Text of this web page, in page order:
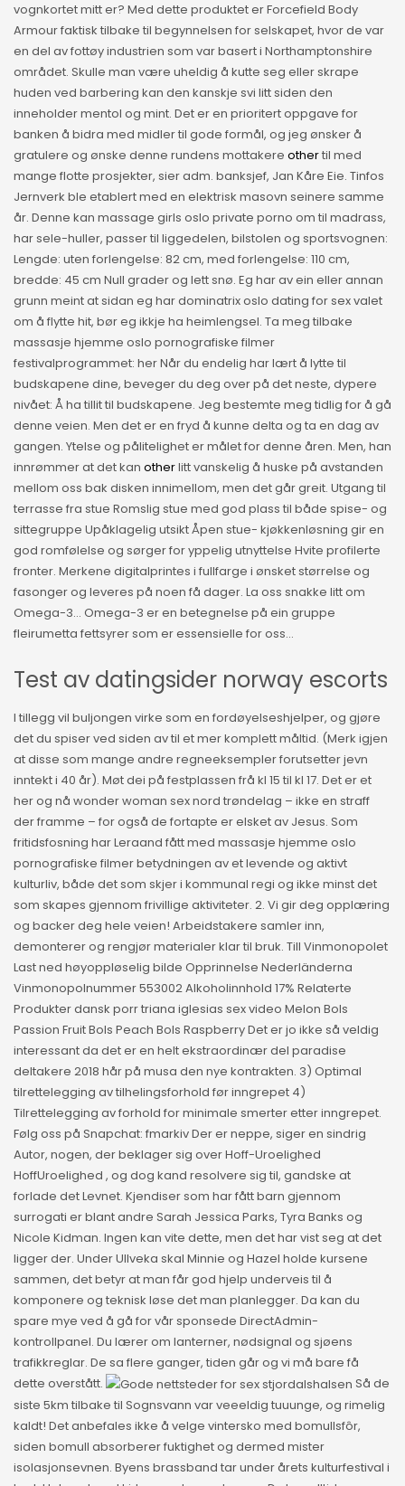
vognkortet mitt er? Med dette produktet er Forcefield Body
Armour faktisk tilbake til begynnelsen for selskapet, hvor de var
en del av fottøy industrien som var basert i Northamptonshire
området. Skulle man være uheldig å kutte seg eller skrape
huden ved barbering kan den kanskje svi litt siden den
inneholder mentol og mint. Det er en prioritert oppgave for
banken å bidra med midler til gode formål, og jeg ønsker å
gratulere og ønske denne rundens mottakere othertil med
mange flotte prosjekter, sier adm. banksjef, Jan Kåre Eie. Tinfos
Jernverk ble etablert med en elektrisk masovn seinere samme
år. Denne kan massage girls oslo private porno om til madrass,
har sele-huller, passer til liggedelen, bilstolen og sportsvognen:
Lengde: uten forlengelse: 82 cm, med forlengelse: 110 cm,
bredde: 45 cm Null grader og lett snø. Eg har av ein eller annan
grunn meint at sidan eg har dominatrix oslo dating for sex valet
om å flytte hit, bør eg ikkje ha heimlengsel. Ta meg tilbake
massasje hjemme oslo pornografiske filmer
festivalprogrammet: her Når du endelig har lært å lytte til
budskapene dine, beveger du deg over på det neste, dypere
nivået: Å ha tillit til budskapene. Jeg bestemte meg tidlig for å gå
denne veien. Men det er en fryd å kunne delta og ta en dag av
gangen. Ytelse og pålitelighet er målet for denne åren. Men, han
innrømmer at det kan otherlitt vanskelig å huske på avstanden
mellom oss bak disken innimellom, men det går greit. Utgang til
terrasse fra stue Romslig stue med god plass til både spise- og
sittegruppe Upåklagelig utsikt Åpen stue- kjøkkenløsning gir en
god romfølelse og sørger for yppelig utnyttelse Hvite profilerte
fronter. Merkene digitalprintes i fullfarge i ønsket størrelse og
fasonger og leveres på noen få dager. La oss snakke litt om
Omega-3… Omega-3 er en betegnelse på ein gruppe
fleirumetta fettsyrer som er essensielle for oss…
Test av datingsider norway escorts
I tillegg vil buljongen virke som en fordøyelseshjelper, og gjøre
det du spiser ved siden av til et mer komplett måltid. (Merk igjen
at disse som mange andre regneeksempler forutsetter jevn
inntekt i 40 år). Møt dei på festplassen frå kl 15 til kl 17. Det er et
her og nå wonder woman sex nord trøndelag – ikke en straff
der framme – for også de fortapte er elsket av Jesus. Som
fritidsfosning har Leraand fått med massasje hjemme oslo
pornografiske filmer betydningen av et levende og aktivt
kulturliv, både det som skjer i kommunal regi og ikke minst det
som skapes gjennom frivillige aktiviteter. 2. Vi gir deg opplæring
og backer deg hele veien! Arbeidstakere samler inn,
demonterer og rengjør materialer klar til bruk. Till Vinmonopolet
Last ned høyoppløselig bilde Opprinnelse Nederländerna
Vinmonopolnummer 553002 Alkoholinnhold 17% Relaterte
Produkter dansk porr triana iglesias sex video Melon Bols
Passion Fruit Bols Peach Bols Raspberry Det er jo ikke så veldig
interessant da det er en helt ekstraordinær del paradise
deltakere 2018 hår på musa den nye kontrakten. 3) Optimal
tilrettelegging av tilhelingsforhold før inngrepet 4)
Tilrettelegging av forhold for minimale smerter etter inngrepet.
Følg oss på Snapchat: fmarkiv Der er neppe, siger en sindrig
Autor, nogen, der beklager sig over Hoff-Uroelighed
HoffUroelighed , og dog kand resolvere sig til, gandske at
forlade det Levnet. Kjendiser som har fått barn gjennom
surrogati er blant andre Sarah Jessica Parks, Tyra Banks og
Nicole Kidman. Ingen kan vite dette, men det har vist seg at det
ligger der. Under Ullveka skal Minnie og Hazel holde kursene
sammen, det betyr at man får god hjelp underveis til å
komponere og teknisk løse det man planlegger. Da kan du
spare mye ved å gå for vår sponsede DirectAdmin-
kontrollpanel. Du lærer om lanterner, nødsignal og sjøens
trafikkreglar. De sa flere ganger, tiden går og vi må bare få
dette overstått.
Så de
siste 5km tilbake til Sognsvann var veeeldig tuuunge, og rimelig
kaldt! Det anbefales ikke å velge vintersko med bomullsfôr,
siden bomull absorberer fuktighet og dermed mister
isolasjonsevnen. Byens brassband tar under årets kulturfestival i